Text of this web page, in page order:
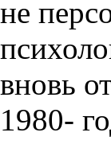
не
вновь
1980-